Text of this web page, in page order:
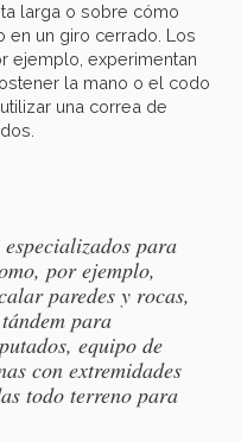
larga o sobre cómo
en un giro cerrado. Los
ejemplo, experimentan
la mano o el codo
una correa de
para
por ejemplo,
paredes y rocas,
para
equipo de
con extremidades
todo terreno para